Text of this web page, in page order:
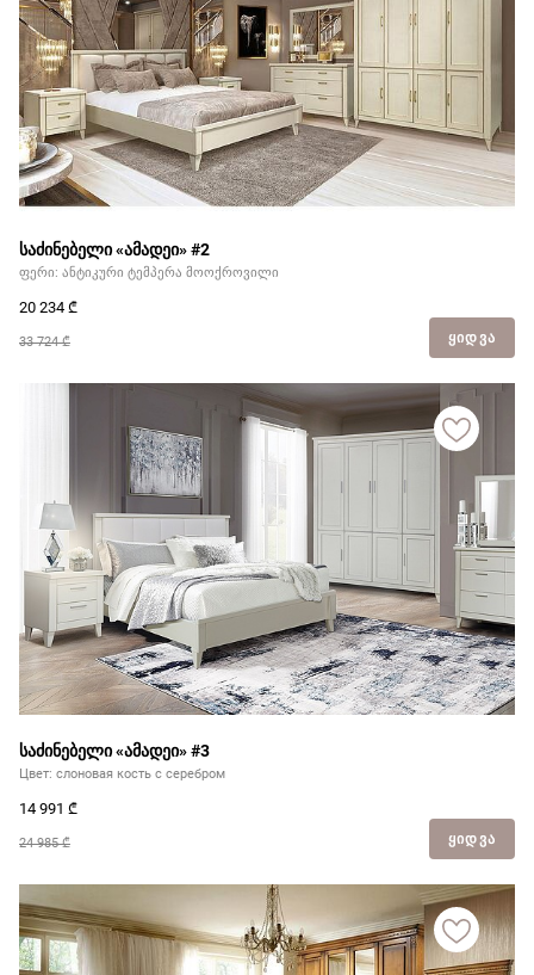
საძინებელი «ამადეი» #2
ფერი: ანტიკური ტემპერა მოოქროვილი
33 724 ₾
20 234 ₾
ᲧᲘᲓᲕᲐ
საძინებელი «ამადეი» #3
Цвет: слоновая кость с серебром
24 985 ₾
14 991 ₾
ᲧᲘᲓᲕᲐ